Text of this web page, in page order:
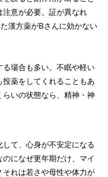
意が必要。証が異なれ
漢方薬がBさんに効かない
場合も多い。不眠や軽い
薬をしてくれることもあ
いの状態なら、精神・神
て、心身が不安定になる
になぜ更年期だけ、マイ
れは若さや母性や体力が